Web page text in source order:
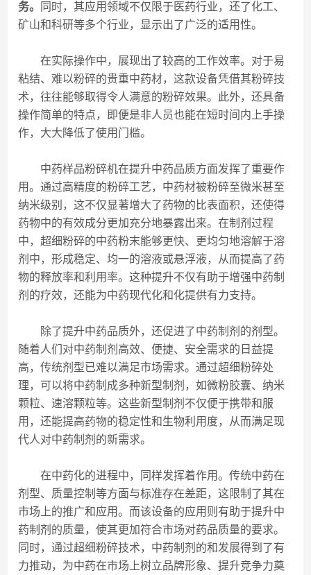
务。
同时，其应用领域不仅限于医药行业，还了化工、
矿山和科研等多个行业，显示出了广泛的适用性。
在实际操作中，展现出了较高的工作效率。对于易
粘结、难以粉碎的贵重中药材，这款设备凭借其粉碎技
术，往往能够取得令人满意的粉碎效果。此外，还具备
操作简单的特点，即便是非人员也能在短时间内上手操
作，大大降低了使用门槛。
中药样品粉碎机在提升中药品质方面发挥了重要作
用。通过高精度的粉碎工艺，中药材被粉碎至微米甚至
纳米级别，这不仅显著增大了药物的比表面积，还使得
药物中的有效成分更加充分地暴露出来。在制剂过程
中，超细粉碎的中药粉末能够更快、更均匀地溶解于溶
剂中，形成稳定、均一的溶液或悬浮液，从而提高了药
物的释放率和利用率。这种提升不仅有助于增强中药制
剂的疗效，还能为中药现代化和化提供有力支持。
除了提升中药品质外，还促进了中药制剂的剂型。
随着人们对中药制剂高效、便捷、安全需求的日益提
高，传统剂型已难以满足市场需求。通过超细粉碎处
理，可以将中药制成多种新型制剂，如微粉胶囊、纳米
颗粒、速溶颗粒等。这些新型制剂不仅便于携带和服
用，还能提高药物的稳定性和生物利用度，从而满足现
代人对中药制剂的新需求。
在中药化的进程中，同样发挥着作用。传统中药在
剂型、质量控制等方面与标准存在差距，这限制了其在
市场上的推广和应用。而该设备的应用则有助于提升中
药制剂的质量，使其更加符合市场对药品质量的要求。
同时，通过超细粉碎技术，中药制剂的和发展得到了有
力推动，为中药在市场上树立品牌形象、提升竞争力奠